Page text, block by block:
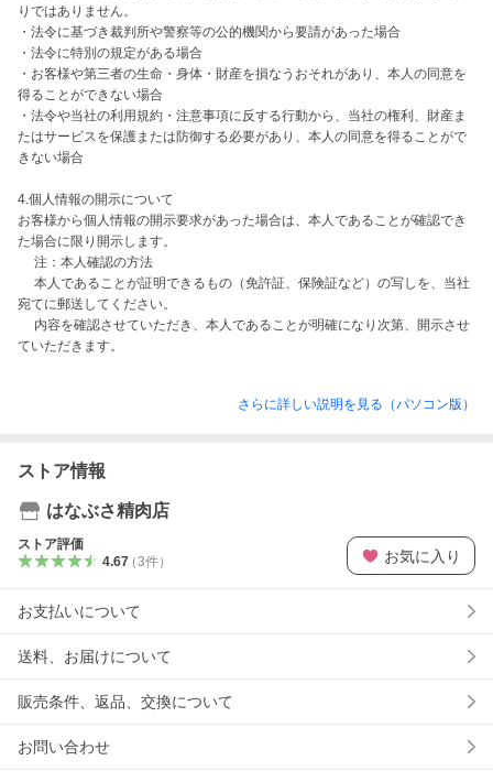
りではありません。
・法令に基づき裁判所や警察等の公的機関から要請があった場合
・法令に特別の規定がある場合
・お客様や第三者の生命・身体・財産を損なうおそれがあり、本人の同意を
得ることができない場合
・法令や当社の利用規約・注意事項に反する行動から、当社の権利、財産ま
たはサービスを保護または防御する必要があり、本人の同意を得ることがで
きない場合
4.個人情報の開示について
お客様から個人情報の開示要求があった場合は、本人であることが確認でき
た場合に限り開示します。
注：本人確認の方法
本人であることが証明できるもの（免許証、保険証など）の写しを、当社
宛てに郵送してください。
内容を確認させていただき、本人であることが明確になり次第、開示させ
さらに詳しい説明を見る（パソコン版）
ストア情報
はなぶさ精肉店
ストア評価
4.67（3件） お気に入り
お支払いについて
送料、お届けについて
販売条件、返品、交換について
お問い合わせ